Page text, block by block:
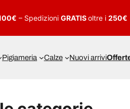
– Spedizioni GRATISoltre i 250€
Pigiameria Calze Nuovi arrivi